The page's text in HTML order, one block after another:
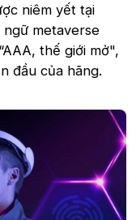
niêm yết tại
metaverse
thế giới mở",
đầu của hãng.